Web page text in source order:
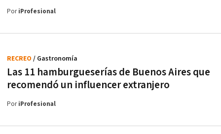
PoriProfesional
Las 11 hamburgueserías de Buenos Aires que
recomendó un influencer extranjero
RECREO / Gastronomía
PoriProfesional